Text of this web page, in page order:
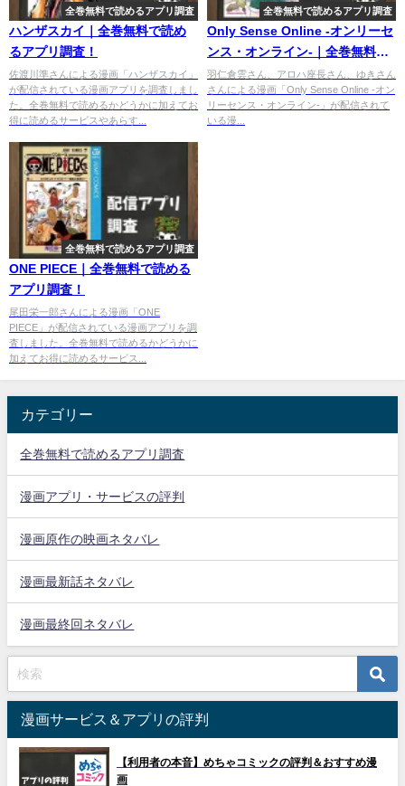
全巻無料で読めるアプリ調査
ハンザスカイ｜全巻無料で読め
るアプリ調査！
佐渡川準さんによる漫画「ハンザスカイ」
が配信されている漫画アプリを調査しまし
た。全巻無料で読めるかどうかに加えてお
得に読めるサービスやあらす...
全巻無料で読めるアプリ調査
Only Sense Online -オンリーセ
ンス・オンライン-｜全巻無料で
読めるアプリ調査！
羽仁倉雲さん、アロハ座長さん、ゆきさん
さんによる漫画「Only Sense Online -オン
リーセンス・オンライン-」が配信されて
いる漫...
全巻無料で読めるアプリ調査
ONE PIECE｜全巻無料で読める
アプリ調査！
尾田栄一郎さんによる漫画「ONE
PIECE」が配信されている漫画アプリを調
査しました。全巻無料で読めるかどうかに
加えてお得に読めるサービス...
カテゴリー
全巻無料で読めるアプリ調査
漫画アプリ・サービスの評判
漫画原作の映画ネタバレ
漫画最新話ネタバレ
漫画最終回ネタバレ
漫画サービス＆アプリの評判
【利用者の本音】めちゃコミックの評判＆おすすめ漫
画